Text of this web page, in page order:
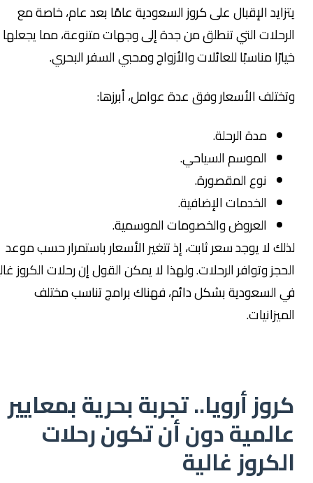
يتزايد الإقبال على كروز السعودية عامًا بعد عام، خاصة مع
الرحلات التي تنطلق من جدة إلى وجهات متنوعة، مما يجعلها
خيارًا مناسبًا للعائلات والأزواج ومحبي السفر البحري.
وتختلف الأسعار وفق عدة عوامل، أبرزها:
مدة الرحلة.
الموسم السياحي.
نوع المقصورة.
الخدمات الإضافية.
العروض والخصومات الموسمية.
لذلك لا يوجد سعر ثابت، إذ تتغير الأسعار باستمرار حسب موعد
الحجز وتوافر الرحلات. ولهذا لا يمكن القول إن رحلات الكروز غالية
في السعودية بشكل دائم، فهناك برامج تناسب مختلف
الميزانيات.
كروز أرويا.. تجربة بحرية بمعايير
عالمية دون أن تكون رحلات
الكروز غالية